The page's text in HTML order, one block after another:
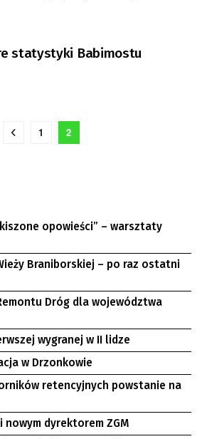
statystyki Babimostu
1 2
opowieści” – warsztaty
Braniborskiej – po raz ostatni
Dróg dla województwa
wygranej w II lidze
w Drzonkowie
retencyjnych powstanie na
nowym dyrektorem ZGM